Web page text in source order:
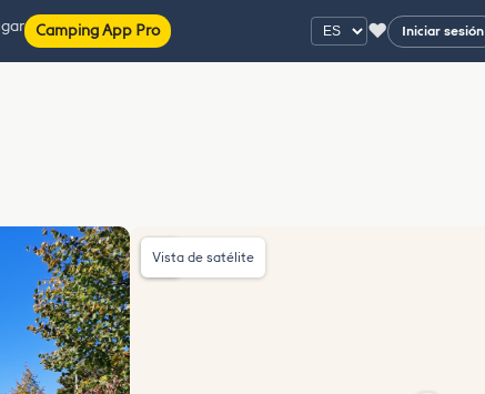
Camping App Pro ♥ Iniciar sesión
Vista de satélite